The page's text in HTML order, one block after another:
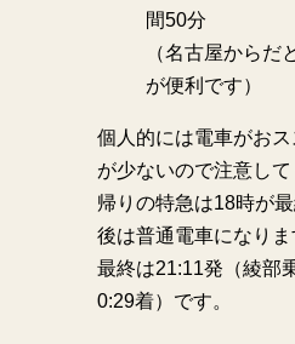
間50分
（名古屋からだ
が便利です）
個人的には電車がお
が少ないので注意して
帰りの特急は18時が
後は普通電車になりま
最終は21:11発（綾部
0:29着）です。